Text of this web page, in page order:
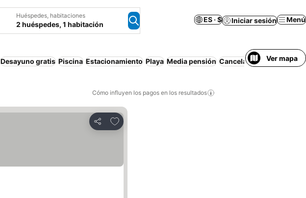
Huéspedes, habitaciones
2 huéspedes, 1 habitación
ES · $ Iniciar sesión Menú
Desayuno gratis Piscina Estacionamiento Playa Media pensión Cancelación gratuita
Ver mapa
Cómo influyen los pagos en los resultados
Compartir
Añadir a favoritos